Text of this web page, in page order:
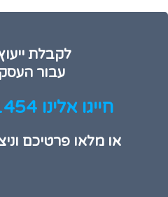
לקבלת
עבור
חייגו אלינו 074-769-1454
או מלאו פרטיכם